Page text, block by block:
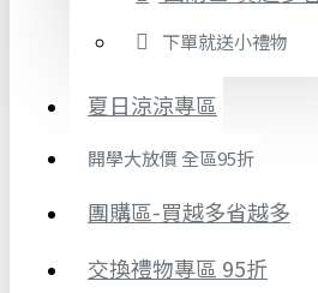
下單就送小禮物
夏日涼涼專區
開學大放價 全區95折
團購區-買越多省越多
交換禮物專區 95折